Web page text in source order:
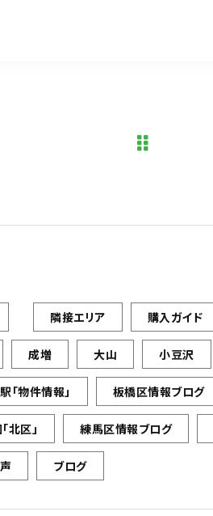
隣接エリア 購入ガイド
成増 大山 小豆沢
「物件情報」 板橋区情報ブログ
北区」 練馬区情報ブログ
ブログ